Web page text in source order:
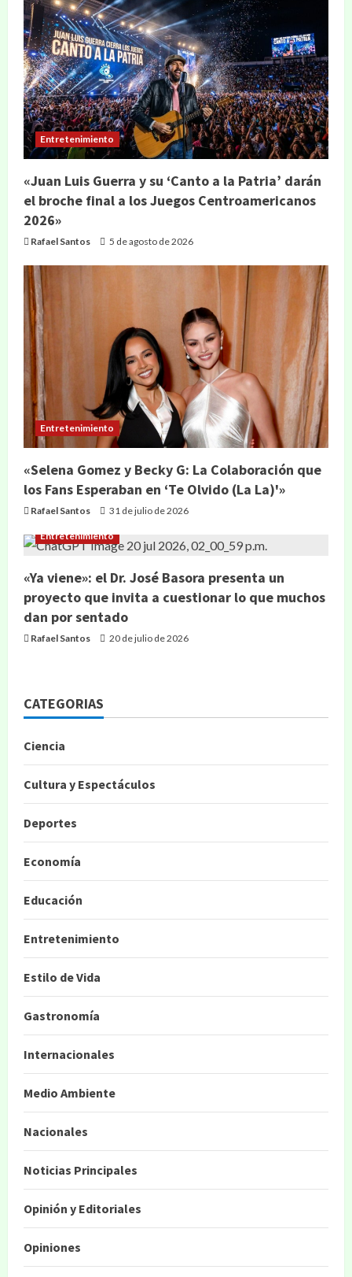
Entretenimiento
«Juan Luis Guerra y su ‘Canto a la Patria’ darán
el broche final a los Juegos Centroamericanos
2026»
Rafael Santos 5 de agosto de 2026
Entretenimiento
«Selena Gomez y Becky G: La Colaboración que
los Fans Esperaban en ‘Te Olvido (La La)'»
Rafael Santos 31 de julio de 2026
Entretenimiento
«Ya viene»: el Dr. José Basora presenta un
proyecto que invita a cuestionar lo que muchos
dan por sentado
Rafael Santos 20 de julio de 2026
CATEGORIAS
Ciencia
Cultura y Espectáculos
Deportes
Economía
Educación
Entretenimiento
Estilo de Vida
Gastronomía
Internacionales
Medio Ambiente
Nacionales
Noticias Principales
Opinión y Editoriales
Opiniones